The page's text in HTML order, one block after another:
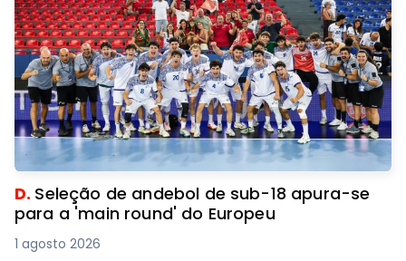
D. Seleção de andebol de sub-18 apura-se
para a 'main round' do Europeu
1 agosto 2026